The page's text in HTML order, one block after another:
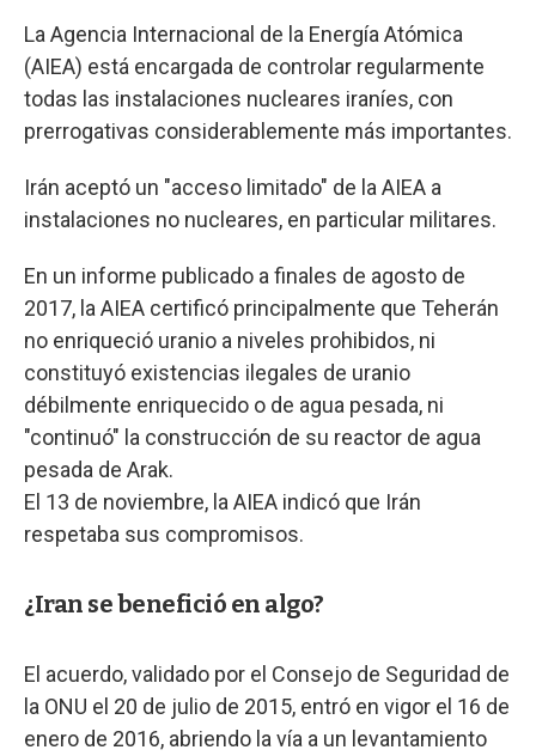
La Agencia Internacional de la Energía Atómica
(AIEA) está encargada de controlar regularmente
todas las instalaciones nucleares iraníes, con
prerrogativas considerablemente más importantes.
Irán aceptó un "acceso limitado" de la AIEA a
instalaciones no nucleares, en particular militares.
En un informe publicado a finales de agosto de
2017, la AIEA certificó principalmente que Teherán
no enriqueció uranio a niveles prohibidos, ni
constituyó existencias ilegales de uranio
débilmente enriquecido o de agua pesada, ni
"continuó" la construcción de su reactor de agua
pesada de Arak.
El 13 de noviembre, la AIEA indicó que Irán
respetaba sus compromisos.
¿Iran se benefició en algo?
El acuerdo, validado por el Consejo de Seguridad de
la ONU el 20 de julio de 2015, entró en vigor el 16 de
enero de 2016, abriendo la vía a un levantamiento